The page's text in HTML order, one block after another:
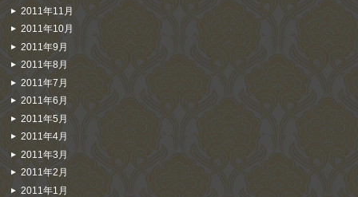
2011年11月
2011年10月
2011年9月
2011年8月
2011年7月
2011年6月
2011年5月
2011年4月
2011年3月
2011年2月
2011年1月